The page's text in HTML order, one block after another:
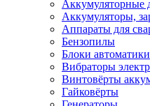
Аккумуляторные
Аккумуляторы,
Аппараты для
Бензопилы
Блоки автоматики
Вибраторы
Винтовёрты
Гайковёрты